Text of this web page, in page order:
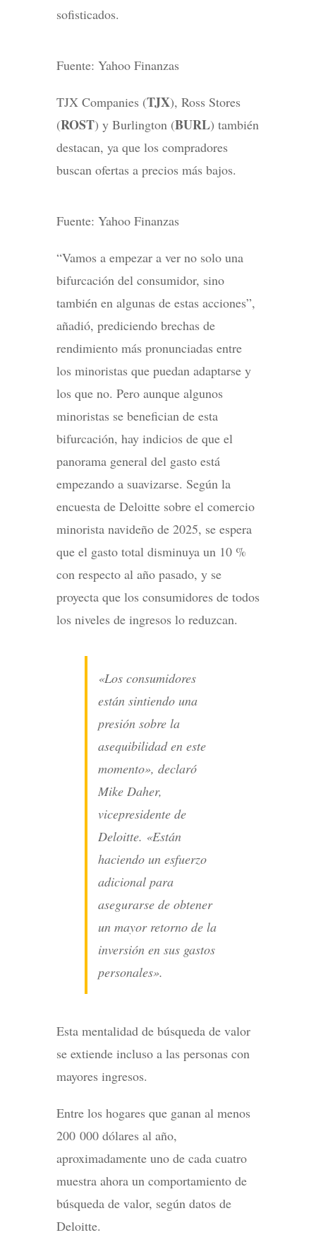
sofisticados.
Fuente: Yahoo Finanzas
TJX Companies (TJX), Ross Stores
(ROST) y Burlington (BURL) también
destacan, ya que los compradores
buscan ofertas a precios más bajos.
Fuente: Yahoo Finanzas
“Vamos a empezar a ver no solo una
bifurcación del consumidor, sino
también en algunas de estas acciones”,
añadió, prediciendo brechas de
rendimiento más pronunciadas entre
los minoristas que puedan adaptarse y
los que no. Pero aunque algunos
minoristas se benefician de esta
bifurcación, hay indicios de que el
panorama general del gasto está
empezando a suavizarse. Según la
encuesta de Deloitte sobre el comercio
minorista navideño de 2025, se espera
que el gasto total disminuya un 10 %
con respecto al año pasado, y se
proyecta que los consumidores de todos
los niveles de ingresos lo reduzcan.
«Los consumidores
están sintiendo una
presión sobre la
asequibilidad en este
momento», declaró
Mike Daher,
vicepresidente de
Deloitte. «Están
haciendo un esfuerzo
adicional para
asegurarse de obtener
un mayor retorno de la
inversión en sus gastos
personales».
Esta mentalidad de búsqueda de valor
se extiende incluso a las personas con
mayores ingresos.
Entre los hogares que ganan al menos
200 000 dólares al año,
aproximadamente uno de cada cuatro
muestra ahora un comportamiento de
búsqueda de valor, según datos de
Deloitte.